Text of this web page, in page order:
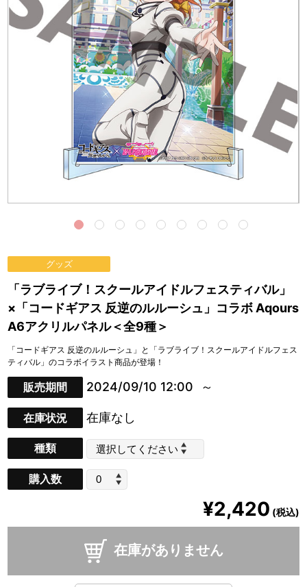
グッズ
「ラブライブ！スクールアイドルフェスティバル」
×「コードギアス 反逆のルルーシュ」コラボ Aqours
A6アクリルパネル＜全9種＞
「コードギアス 反逆のルルーシュ」と「ラブライブ！スクールアイドルフェス
ティバル」のコラボイラスト商品が登場！
販売期間 2024/09/10 12:00
在庫状況 在庫なし
種類
購入数
¥2,420 (税込)
在庫がありません